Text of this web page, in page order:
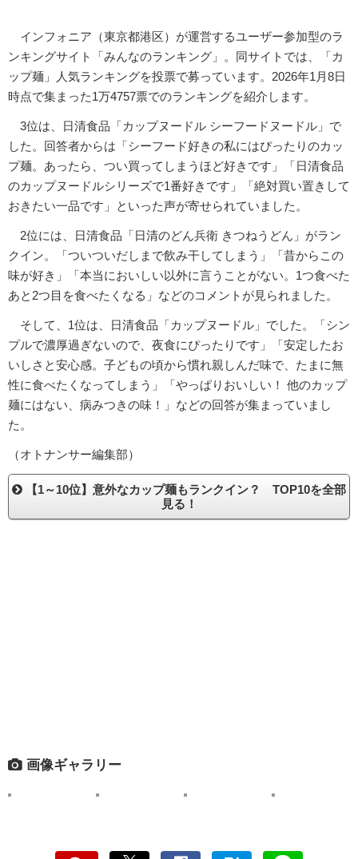
インフォニア（東京都港区）が運営するユーザー参加型のラ
ンキングサイト「みんなのランキング」。同サイトでは、「カ
ップ麺」人気ランキングを投票で募っています。2026年1月8日
時点で集まった1万4757票でのランキングを紹介します。
3位は、日清食品「カップヌードル シーフードヌードル」で
した。回答者からは「シーフード好きの私にはぴったりのカッ
プ麺。あったら、つい買ってしまうほど好きです」「日清食品
のカップヌードルシリーズで1番好きです」「絶対買い置きして
おきたい一品です」といった声が寄せられていました。
2位には、日清食品「日清のどん兵衛 きつねうどん」がラン
クイン。「ついついだしまで飲み干してしまう」「昔からこの
味が好き」「本当においしい以外に言うことがない。1つ食べた
あと2つ目を食べたくなる」などのコメントが見られました。
そして、1位は、日清食品「カップヌードル」でした。「シン
プルで濃厚過ぎないので、夜食にぴったりです」「安定したお
いしさと安心感。子どもの頃から慣れ親しんだ味で、たまに無
性に食べたくなってしまう」「やっぱりおいしい！ 他のカップ
麺にはない、病みつきの味！」などの回答が集まっていまし
た。
（オトナンサー編集部）
【1～10位】意外なカップ麺もランクイン？ TOP10を全部
見る！
画像ギャラリー